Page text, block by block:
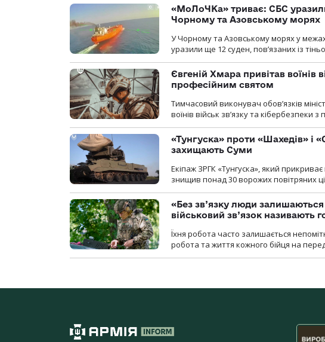
«МоЛоЧКа» триває: СБС
Чорному та Азовському морях
У Чорному та Азовському морях у
уразили ще 12 суден, пов’язаних із
Євгеній Хмара привітав воїнів
професійним святом
Тимчасовий виконувач обов’язків
воїнів військ зв’язку та кібербезпеки
«Тунгуска» проти «Шахедів» і
захищають Суми
Екіпаж ЗРГК «Тунгуска», який
знищив понад 30 ворожих повітряних
«Без зв’язку люди
військовий зв’язок
Їхня робота часто залишається
робота та життя кожного бійця на